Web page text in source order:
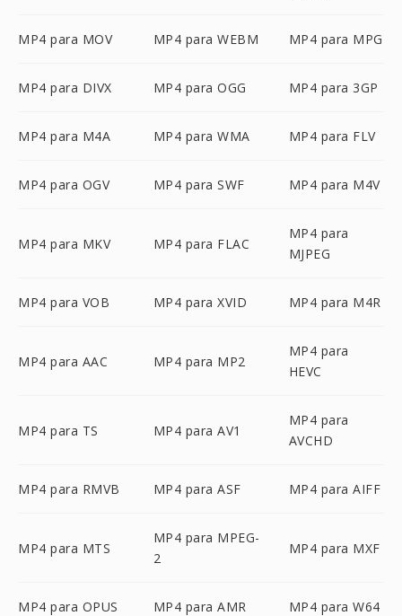
MP4 para MOV MP4 para WEBM MP4 para MPG
MP4 para DIVX MP4 para OGG MP4 para 3GP
MP4 para M4A MP4 para WMA MP4 para FLV
MP4 para OGV MP4 para SWF MP4 para M4V
MP4 para MKV MP4 para FLAC
MP4 para
MJPEG
MP4 para VOB MP4 para XVID MP4 para M4R
MP4 para AAC MP4 para MP2
MP4 para
HEVC
MP4 para TS MP4 para AV1
MP4 para
AVCHD
MP4 para RMVB MP4 para ASF MP4 para AIFF
MP4 para MTS
MP4 para MPEG-
2
MP4 para MXF
MP4 para OPUS MP4 para AMR MP4 para W64